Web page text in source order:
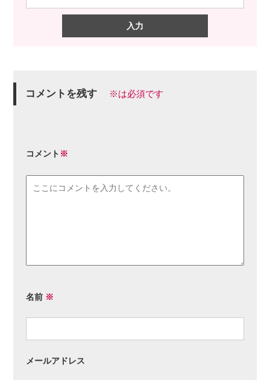
コメントを残す ※は必須です
コメント ※
名前 ※
メールアドレス